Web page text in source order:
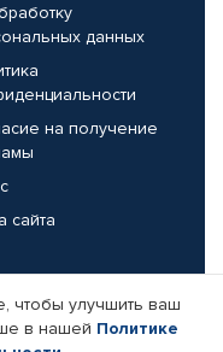
данных
на получение
сайта
компании
чтобы улучшить ваш
в нашей Политике